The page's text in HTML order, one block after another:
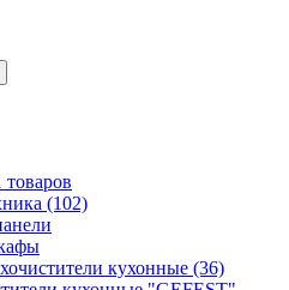
товаров
(102)
кухонные (36)